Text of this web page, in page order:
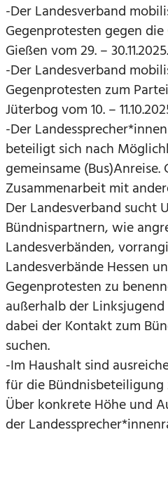
-Der Landesverband
Gegenprotesten gegen
Gießen vom 29. – 30.11.2025.
-Der Landesverband
Gegenprotesten zum
Jüterbog vom 10. –
-Der
beteiligt sich nach
gemeinsame (Bus)Anreise.
Zusammenarbeit mit
Der Landesverband sucht
Bündnispartnern, wie
Landesverbänden,
Landesverbände Hessen
Gegenprotesten zu
außerhalb der
dabei der Kontakt zum
suchen.
-Im Haushalt sind
für die
Über konkrete Höhe und
der